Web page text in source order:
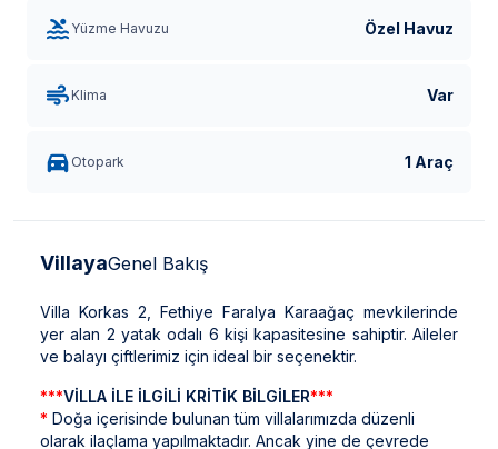
Yüzme Havuzu Özel Havuz
Klima Var
Otopark 1 Araç
VillayaGenel Bakış
Villa Korkas 2, Fethiye Faralya Karaağaç mevkilerinde
yer alan 2 yatak odalı 6 kişi kapasitesine sahiptir. Aileler
ve balayı çiftlerimiz için ideal bir seçenektir.
***VİLLA İLE İLGİLİ KRİTİK BİLGİLER***
* Doğa içerisinde bulunan tüm villalarımızda düzenli
olarak ilaçlama yapılmaktadır. Ancak yine de çevrede